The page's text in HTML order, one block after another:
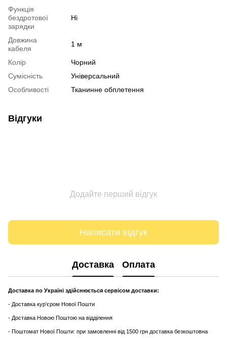
Функція
бездротової
зарядки
Ні
Довжина
кабеля
1 м
Колір
Чорний
Сумісність
Універсальний
Особливості
Тканинне обплетення
Відгуки
Додайте перший відгук
Написати відгук
Доставка Оплата
Доставка по Україні здійснюється сервісом доставки:
- Доставка кур’єром Нової Пошти
- Доставка Новою Поштою на відділення
- Поштомат Нової Пошти: при замовленні від 1500 грн доставка безкоштовна